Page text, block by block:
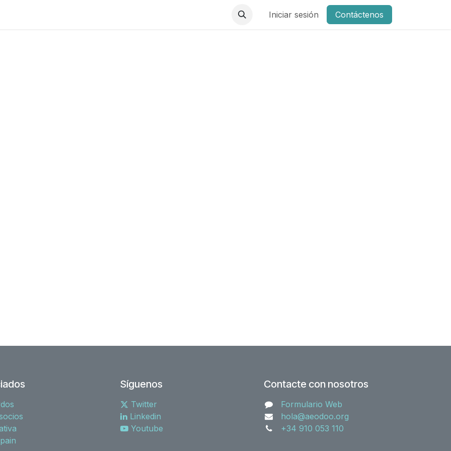
Iniciar sesión Contáctenos
Síguenos
Twitter
Linkedin
Youtube
Contacte con nosotros
Formulario Web
hola@aeodoo.org
+34 910 053 110